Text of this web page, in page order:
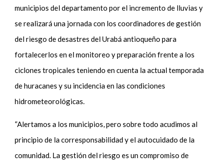
municipios del departamento por el incremento de lluvias y
se realizará una jornada con los coordinadores de gestión
del riesgo de desastres del Urabá antioqueño para
fortalecerlos en el monitoreo y preparación frente a los
ciclones tropicales teniendo en cuenta la actual temporada
de huracanes y su incidencia en las condiciones
hidrometeorológicas.
“Alertamos a los municipios, pero sobre todo acudimos al
principio de la corresponsabilidad y el autocuidado de la
comunidad. La gestión del riesgo es un compromiso de